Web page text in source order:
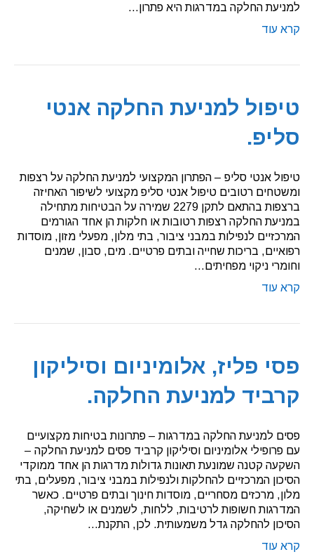
למניעת החלקה במדרגות היא פתרון…
קרא עוד
טיפול למניעת החלקה אנטי
סליפ.
טיפול אנטי סליפ – הפתרון המקצועי למניעת החלקה על רצפות
ומשטחים רטובים טיפול אנטי סליפ מקצועי לשיפור האחיזה
ברצפות בהתאם לתקן 2279 שמירה על הבטיחות מתחילה
במניעת החלקה רצפות רטובות או חלקות הן אחד הגורמים
המרכזיים לנפילות במבני ציבור, בתי מלון, מפעלי מזון, מוסדות
רפואיים, בריכות שחייה ובתים פרטיים. מים, סבון, שמנים
וחומרי ניקוי מפחיתים…
קרא עוד
פסי פליז, אלומיניום וסיליקון
קרביד למניעת החלקה.
פסים למניעת החלקה במדרגות – פתרונות בטיחות מקצועיים
עם פרופילי אלומיניום וסיליקון קרביד פסים למניעת החלקה –
השקעה קטנה שמונעת תאונות גדולות מדרגות הן אחד ממוקדי
הסיכון המרכזיים להחלקות ולנפילות במבני ציבור, מפעלים, בתי
מלון, מרכזים מסחריים, מוסדות חינוך ובתים פרטיים. כאשר
המדרגות חשופות לרטיבות, ללחות, לשמנים או לשחיקה,
הסיכון להחלקה גדל משמעותית. לכן, התקנת…
קרא עוד